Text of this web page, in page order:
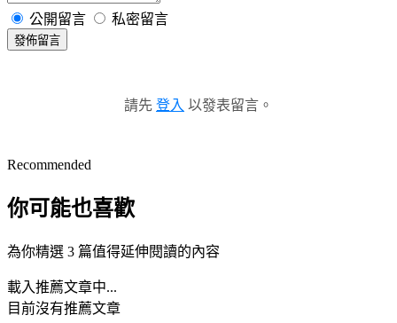
公開留言 私密留言
發佈留言
請先 登入 以發表留言。
Recommended
你可能也喜歡
為你精選 3 篇值得延伸閱讀的內容
載入推薦文章中...
目前沒有推薦文章